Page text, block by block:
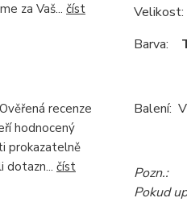
za Vaš... číst
recenze
hodnocený
prokazatelně
dotazn... číst
Velikost:
Barva:
Balení:
Pozn.:
Pokud